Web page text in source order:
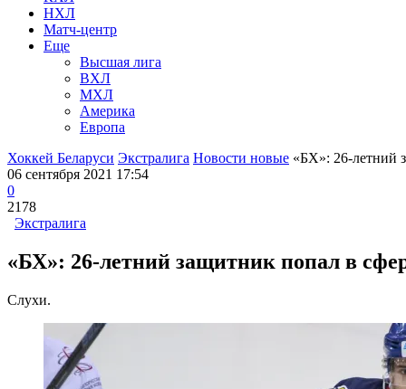
НХЛ
Матч-центр
Еще
Высшая лига
ВХЛ
МХЛ
Америка
Европа
Хоккей Беларуси Экстралига Новости новые «БХ»: 26-летний
06 сентября 2021 17:54
0
2178
Экстралига
«БХ»: 26-летний защитник попал в
Слухи.